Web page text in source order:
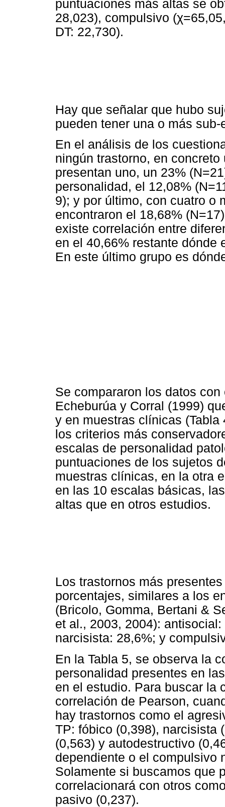
puntuaciones más altas se
28,023), compulsivo
DT: 22,730).
Hay que señalar que hubo
pueden tener una o más
En el análisis de los
ningún trastorno, en
presentan uno, un 23%
personalidad, el 12,08%
9); y por último, con cuatro o
encontraron el 18,68%
existe correlación entre
en el 40,66% restante dónde
En este último grupo es
Se compararon los datos
Echeburúa y Corral (1999)
y en muestras clínicas
los criterios más
escalas de personalidad
puntuaciones de los sujetos
muestras clínicas, en la otra
en las 10 escalas básicas,
altas que en otros estudios.
Los trastornos más
porcentajes, similares a los
(Bricolo, Gomma, Bertani &
et al., 2003, 2004):
narcisista: 28,6%; y
En la Tabla 5, se observa la
personalidad presentes en
en el estudio. Para buscar la
correlación de Pearson,
hay trastornos como el
TP: fóbico (0,398), narcisista
(0,563) y autodestructivo
dependiente o el compulsivo
Solamente si buscamos que
correlacionará con otros
pasivo (0,237).